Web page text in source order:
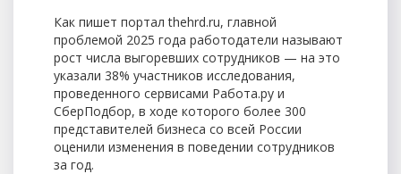
Как пишет портал thehrd.ru, главной
проблемой 2025 года работодатели называют
рост числа выгоревших сотрудников — на это
указали 38% участников исследования,
проведенного сервисами Работа.ру и
СберПодбор, в ходе которого более 300
представителей бизнеса со всей России
оценили изменения в поведении сотрудников
за год.